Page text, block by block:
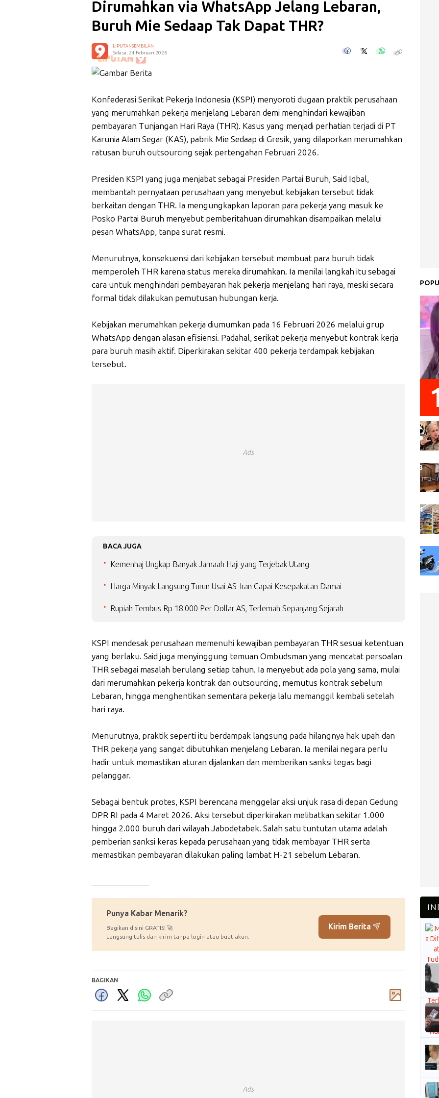
Dirumahkan via WhatsApp Jelang Lebaran,
Buruh Mie Sedaap Tak Dapat THR?
LIPUTANSEMBILAN
Selasa, 24 Februari 2026
Konfederasi Serikat Pekerja Indonesia (KSPI) menyoroti dugaan praktik perusahaan
yang merumahkan pekerja menjelang Lebaran demi menghindari kewajiban
pembayaran Tunjangan Hari Raya (THR). Kasus yang menjadi perhatian terjadi di PT
Karunia Alam Segar (KAS), pabrik Mie Sedaap di Gresik, yang dilaporkan merumahkan
ratusan buruh outsourcing sejak pertengahan Februari 2026.
Presiden KSPI yang juga menjabat sebagai Presiden Partai Buruh, Said Iqbal,
membantah pernyataan perusahaan yang menyebut kebijakan tersebut tidak
berkaitan dengan THR. Ia mengungkapkan laporan para pekerja yang masuk ke
Posko Partai Buruh menyebut pemberitahuan dirumahkan disampaikan melalui
pesan WhatsApp, tanpa surat resmi.
Menurutnya, konsekuensi dari kebijakan tersebut membuat para buruh tidak
memperoleh THR karena status mereka dirumahkan. Ia menilai langkah itu sebagai
cara untuk menghindari pembayaran hak pekerja menjelang hari raya, meski secara
formal tidak dilakukan pemutusan hubungan kerja.
Kebijakan merumahkan pekerja diumumkan pada 16 Februari 2026 melalui grup
WhatsApp dengan alasan efisiensi. Padahal, serikat pekerja menyebut kontrak kerja
para buruh masih aktif. Diperkirakan sekitar 400 pekerja terdampak kebijakan
tersebut.
Ads
BACA JUGA
Kemenhaj Ungkap Banyak Jamaah Haji yang Terjebak Utang
Harga Minyak Langsung Turun Usai AS-Iran Capai Kesepakatan Damai
Rupiah Tembus Rp 18.000 Per Dollar AS, Terlemah Sepanjang Sejarah
KSPI mendesak perusahaan memenuhi kewajiban pembayaran THR sesuai ketentuan
yang berlaku. Said juga menyinggung temuan Ombudsman yang mencatat persoalan
THR sebagai masalah berulang setiap tahun. Ia menyebut ada pola yang sama, mulai
dari merumahkan pekerja kontrak dan outsourcing, memutus kontrak sebelum
Lebaran, hingga menghentikan sementara pekerja lalu memanggil kembali setelah
hari raya.
Menurutnya, praktik seperti itu berdampak langsung pada hilangnya hak upah dan
THR pekerja yang sangat dibutuhkan menjelang Lebaran. Ia menilai negara perlu
hadir untuk memastikan aturan dijalankan dan memberikan sanksi tegas bagi
pelanggar.
Sebagai bentuk protes, KSPI berencana menggelar aksi unjuk rasa di depan Gedung
DPR RI pada 4 Maret 2026. Aksi tersebut diperkirakan melibatkan sekitar 1.000
hingga 2.000 buruh dari wilayah Jabodetabek. Salah satu tuntutan utama adalah
pemberian sanksi keras kepada perusahaan yang tidak membayar THR serta
memastikan pembayaran dilakukan paling lambat H-21 sebelum Lebaran.
Punya Kabar Menarik?
Bagikan disini GRATIS! 🚀
Langsung tulis dan kirim tanpa login atau buat akun.
Kirim Berita
BAGIKAN
Ads